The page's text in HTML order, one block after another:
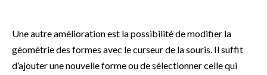
Une autre amélioration est la possibilité de modifier la
géométrie des formes avec le curseur de la souris. Il suffit
d’ajouter une nouvelle forme ou de sélectionner celle qui